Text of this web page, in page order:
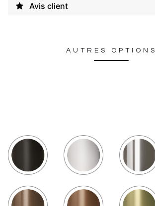
Avis client
AUTRES OPTIONS